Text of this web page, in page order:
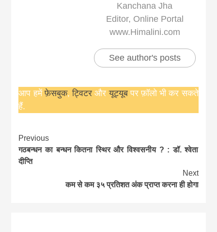
Kanchana Jha
Editor, Online Portal
www.Himalini.com
See author's posts
आप हमेंफ़ेसबुक,ट्विटरऔरयूट्यूबपर फ़ॉलो भी कर सकते
हैं.
Continue
Reading
Previous
गठबन्धन का बन्धन कितना स्थिर और विश्वसनीय ? : डॉ. श्वेता
दीप्ति
Next
कम से कम ३५ प्रतिशत अंक प्राप्त करना ही होगा